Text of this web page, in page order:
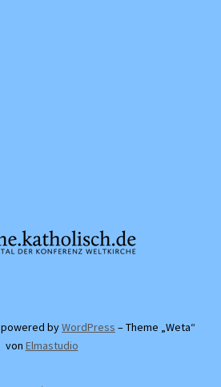
powered byWordPress – Theme „Weta“
von Elmastudio